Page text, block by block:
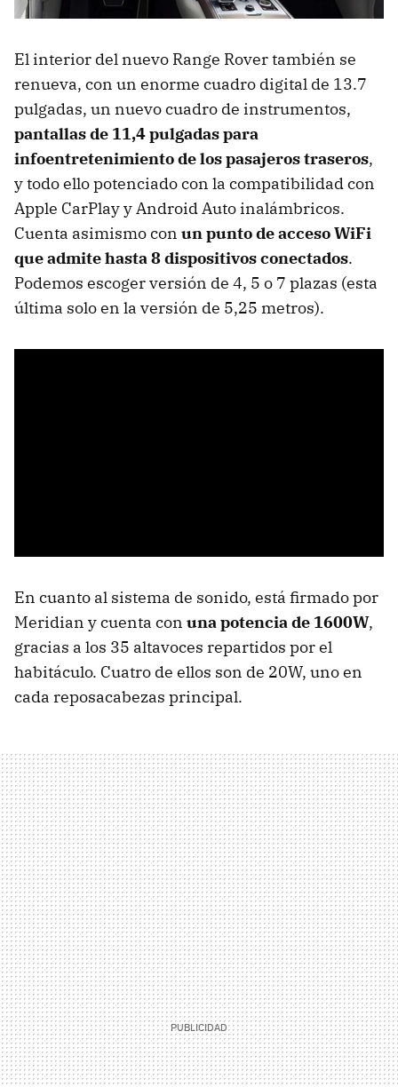
El interior del nuevo Range Rover también se
renueva, con un enorme cuadro digital de 13.7
pulgadas, un nuevo cuadro de instrumentos,
pantallas de 11,4 pulgadas para
infoentretenimiento de los pasajeros traseros,
y todo ello potenciado con la compatibilidad con
Apple CarPlay y Android Auto inalámbricos.
Cuenta asimismo con un punto de acceso WiFi
que admite hasta 8 dispositivos conectados.
Podemos escoger versión de 4, 5 o 7 plazas (esta
última solo en la versión de 5,25 metros).
En cuanto al sistema de sonido, está firmado por
Meridian y cuenta con una potencia de 1600W,
gracias a los 35 altavoces repartidos por el
habitáculo. Cuatro de ellos son de 20W, uno en
cada reposacabezas principal.